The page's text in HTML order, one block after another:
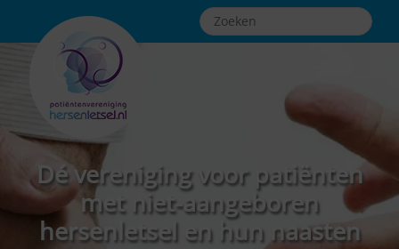
Dé vereniging voor patiënten
met niet-aangeboren
hersenletsel en hun naasten